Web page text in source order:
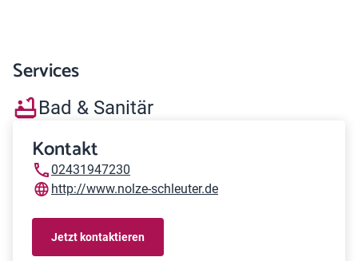
Services
Bad & Sanitär
Kontakt
02431947230
http://www.nolze-schleuter.de
Jetzt kontaktieren